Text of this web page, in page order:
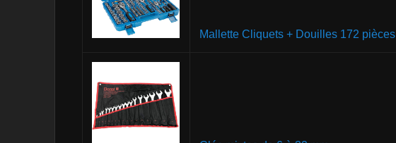
Mallette Cliquets + Douilles 172 pièces